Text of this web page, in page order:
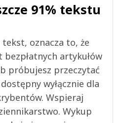
91% tekstu
tekst, oznacza to, że
artykułów
próbujesz przeczytać
wyłącznie dla
Wspieraj
Wykup